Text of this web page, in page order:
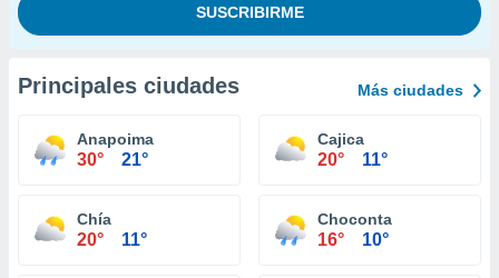
Principales ciudades Más ciudades
Anapoima
30° 21°
Cajica
20° 11°
Chía
20° 11°
Choconta
16° 10°